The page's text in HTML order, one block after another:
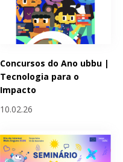
Concursos do Ano ubbu |
Tecnologia para o
Impacto
10.02.26